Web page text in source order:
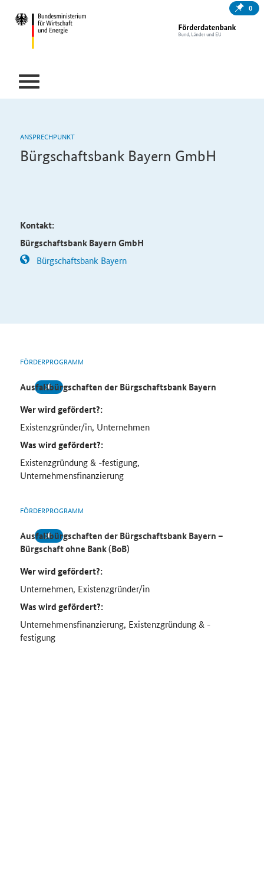
0
ANSPRECHPUNKT
Bürgschaftsbank Bayern GmbH
Kontakt:
Bürgschaftsbank Bayern GmbH
Bürgschaftsbank Bayern
FÖRDERPROGRAMM
Ausfallbürgschaften der Bürgschaftsbank Bayern
Wer wird gefördert?:
Existenzgründer/in, Unternehmen
Was wird gefördert?:
Existenzgründung & -festigung,
Unternehmensfinanzierung
FÖRDERPROGRAMM
Ausfallbürgschaften der Bürgschaftsbank Bayern –
Bürgschaft ohne Bank (BoB)
Wer wird gefördert?:
Unternehmen, Existenzgründer/in
Was wird gefördert?:
Unternehmensfinanzierung, Existenzgründung & -
festigung